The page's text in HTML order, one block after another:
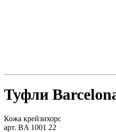
Туфли
Кожа крейзихорс
арт. BA 1001 22